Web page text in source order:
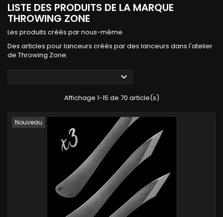
LISTE DES PRODUITS DE LA MARQUE
THROWING ZONE
Les produits créés par nous-même.
Des articles pour lanceurs créés par des lanceurs dans l'atelier
de Throwing Zone.

Affichage 1-15 de 70 article(s)
Nouveau